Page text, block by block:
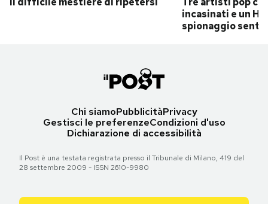
incasinati e un
spionaggio
Chi siamoPubblicitàPrivacy
Gestisci le preferenzeCondizioni d'uso
Dichiarazione di accessibilità
Il Post è una testata registrata presso il Tribunale di Milano, 419 del
28 settembre 2009 - ISSN 2610-9980